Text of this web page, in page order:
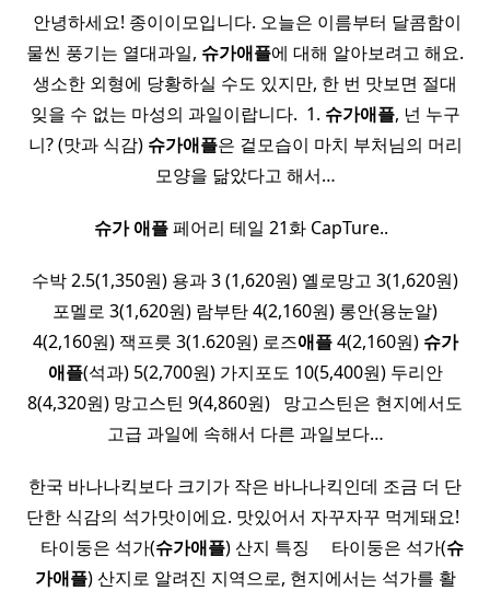
​ 안녕하세요! 종이이모입니다. 오늘은 이름부터 달콤함이
물씬 풍기는 열대과일, 슈가애플에 대해 알아보려고 해요.
생소한 외형에 당황하실 수도 있지만, 한 번 맛보면 절대
잊을 수 없는 마성의 과일이랍니다. ​ 1. 슈가애플, 넌 누구
니? (맛과 식감) 슈가애플은 겉모습이 마치 부처님의 머리
모양을 닮았다고 해서…
슈가 애플페어리 테일 21화 CapTure.. ​ ​
수박 2.5(1,350원) 용과 3 (1,620원) 옐로망고 3(1,620원)
포멜로 3(1,620원) 람부탄 4(2,160원) 롱안(용눈알)
4(2,160원) 잭프릇 3(1.620원) 로즈애플4(2,160원) 슈가
애플(석과) 5(2,700원) 가지포도 10(5,400원) 두리안
8(4,320원) 망고스틴 9(4,860원) ​ ​ 망고스틴은 현지에서도
고급 과일에 속해서 다른 과일보다…
한국 바나나킥보다 크기가 작은 바나나킥인데 조금 더 단
단한 식감의 석가맛이에요. 맛있어서 자꾸자꾸 먹게돼요! ​
​ ​ ​ 타이둥은 석가(슈가애플) 산지 특징 ​ ​ ​ ​ 타이둥은 석가(슈
가애플) 산지로 알려진 지역으로, 현지에서는 석가를 활